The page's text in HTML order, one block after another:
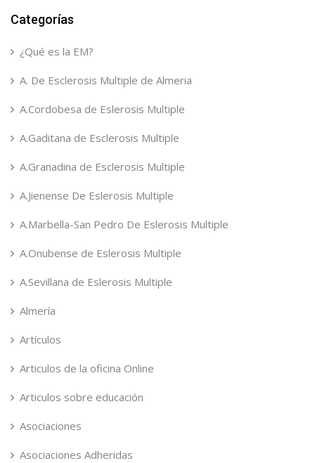
Categorías
¿Qué es la EM?
A. De Esclerosis Multiple de Almeria
A.Cordobesa de Eslerosis Multiple
A.Gaditana de Esclerosis Multiple
A.Granadina de Esclerosis Multiple
A.Jienense De Eslerosis Multiple
A.Marbella-San Pedro De Eslerosis Multiple
A.Onubense de Eslerosis Multiple
A.Sevillana de Eslerosis Multiple
Almería
Artículos
Articulos de la oficina Online
Articulos sobre educación
Asociaciones
Asociaciones Adheridas